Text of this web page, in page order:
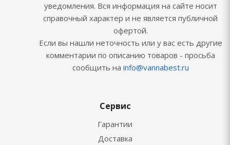
уведомления. Вся информация на сайте носит
справочный характер и не является публичной
офертой.
Если вы нашли неточность или у вас есть другие
комментарии по описанию товаров - просьба
сообщить на info@vannabest.ru
Сервис
Гарантии
Доставка